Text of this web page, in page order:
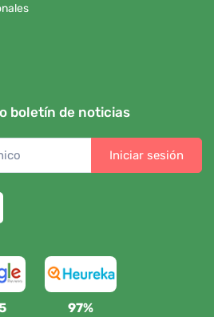
boletín de noticias
Iniciar sesión
97%